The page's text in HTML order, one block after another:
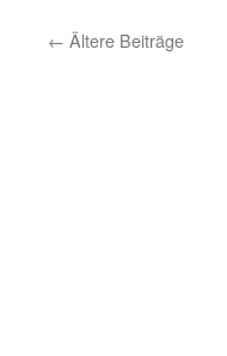
← Ältere Beiträge